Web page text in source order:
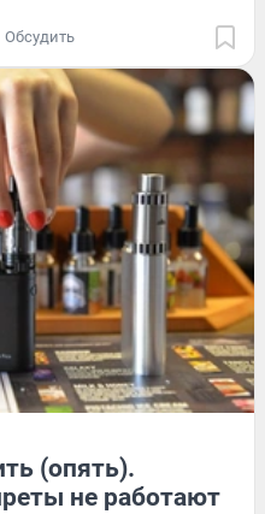
Обсудить
(опять).
не работают